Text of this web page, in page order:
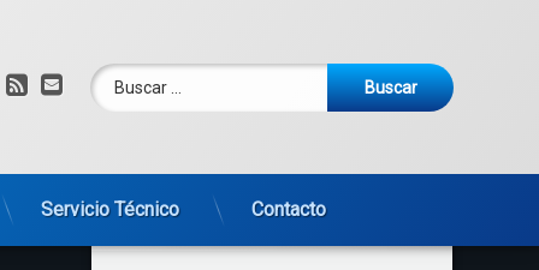
RSSCorreo electrónico
Buscar:
Servicio Técnico Contacto
Comentarios recientes